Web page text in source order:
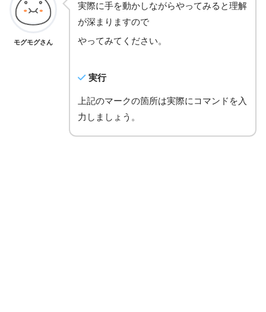
モグモグさん
実際に手を動かしながらやってみると理解
が深まりますので
やってみてください。
実行
上記のマークの箇所は実際にコマンドを入
力しましょう。